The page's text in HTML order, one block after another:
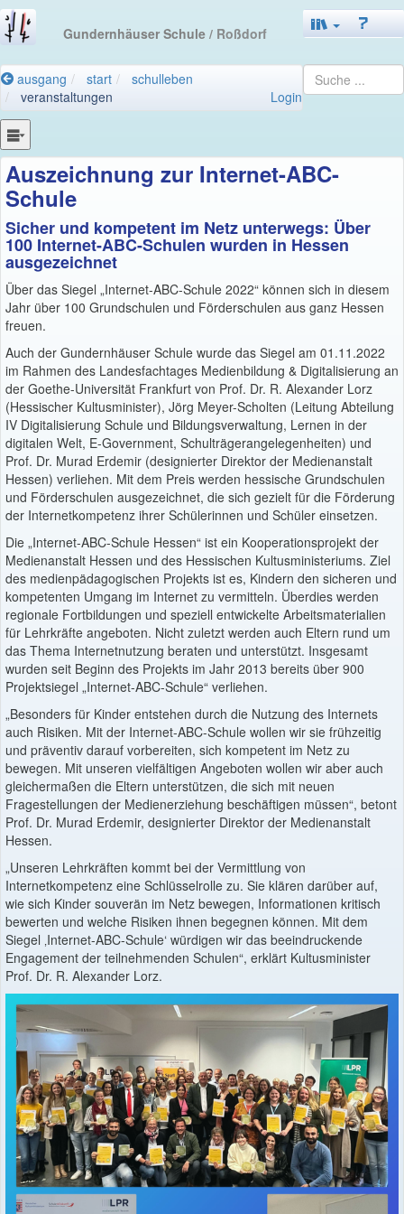
Gundernhäuser Schule / Roßdorf
ausgang start
schulleben
veranstaltungen
Login
Auszeichnung zur Internet-ABC-
Schule
Sicher und kompetent im Netz unterwegs: Über
100 Internet-ABC-Schulen wurden in Hessen
ausgezeichnet
Über das Siegel „Internet-ABC-Schule 2022“ können sich in diesem
Jahr über 100 Grundschulen und Förderschulen aus ganz Hessen
freuen.
Auch der Gundernhäuser Schule wurde das Siegel am 01.11.2022
im Rahmen des Landesfachtages Medienbildung & Digitalisierung an
der Goethe-Universität Frankfurt von Prof. Dr. R. Alexander Lorz
(Hessischer Kultusminister), Jörg Meyer-Scholten (Leitung Abteilung
IV Digitalisierung Schule und Bildungsverwaltung, Lernen in der
digitalen Welt, E-Government, Schulträgerangelegenheiten) und
Prof. Dr. Murad Erdemir (designierter Direktor der Medienanstalt
Hessen) verliehen. Mit dem Preis werden hessische Grundschulen
und Förderschulen ausgezeichnet, die sich gezielt für die Förderung
der Internetkompetenz ihrer Schülerinnen und Schüler einsetzen.
Die „Internet-ABC-Schule Hessen“ ist ein Kooperationsprojekt der
Medienanstalt Hessen und des Hessischen Kultusministeriums. Ziel
des medienpädagogischen Projekts ist es, Kindern den sicheren und
kompetenten Umgang im Internet zu vermitteln. Überdies werden
regionale Fortbildungen und speziell entwickelte Arbeitsmaterialien
für Lehrkräfte angeboten. Nicht zuletzt werden auch Eltern rund um
das Thema Internetnutzung beraten und unterstützt. Insgesamt
wurden seit Beginn des Projekts im Jahr 2013 bereits über 900
Projektsiegel „Internet-ABC-Schule“ verliehen.
„Besonders für Kinder entstehen durch die Nutzung des Internets
auch Risiken. Mit der Internet-ABC-Schule wollen wir sie frühzeitig
und präventiv darauf vorbereiten, sich kompetent im Netz zu
bewegen. Mit unseren vielfältigen Angeboten wollen wir aber auch
gleichermaßen die Eltern unterstützen, die sich mit neuen
Fragestellungen der Medienerziehung beschäftigen müssen“, betont
Prof. Dr. Murad Erdemir, designierter Direktor der Medienanstalt
Hessen.
„Unseren Lehrkräften kommt bei der Vermittlung von
Internetkompetenz eine Schlüsselrolle zu. Sie klären darüber auf,
wie sich Kinder souverän im Netz bewegen, Informationen kritisch
bewerten und welche Risiken ihnen begegnen können. Mit dem
Siegel ‚Internet-ABC-Schule‘ würdigen wir das beeindruckende
Engagement der teilnehmenden Schulen“, erklärt Kultusminister
Prof. Dr. R. Alexander Lorz.